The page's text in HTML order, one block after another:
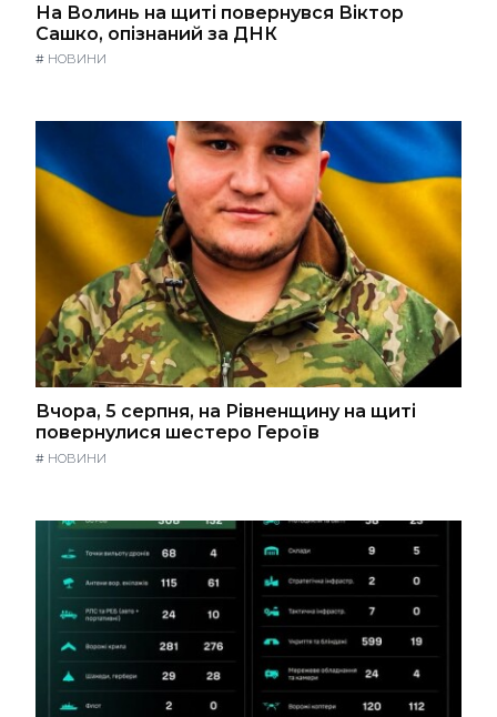
На Волинь на щиті повернувся Віктор
Сашко, опізнаний за ДНК
# НОВИНИ
Вчора, 5 серпня, на Рівненщину на щиті
повернулися шестеро Героїв
# НОВИНИ